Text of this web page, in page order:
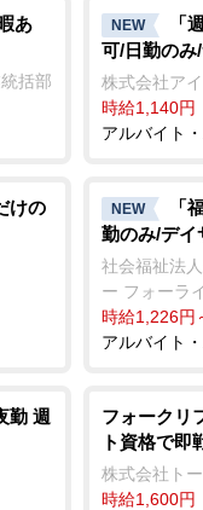
あ
括部
NEW
「
可/日勤のみ
株式会社ア
時給1,140円
アルバイト
けの NEW
「
勤のみ/デイ
社会福祉法
ー フォーラ
時給1,226円
アルバイト
勤 週
フォークリ
ト資格で即
株式会社ト
時給1,600円